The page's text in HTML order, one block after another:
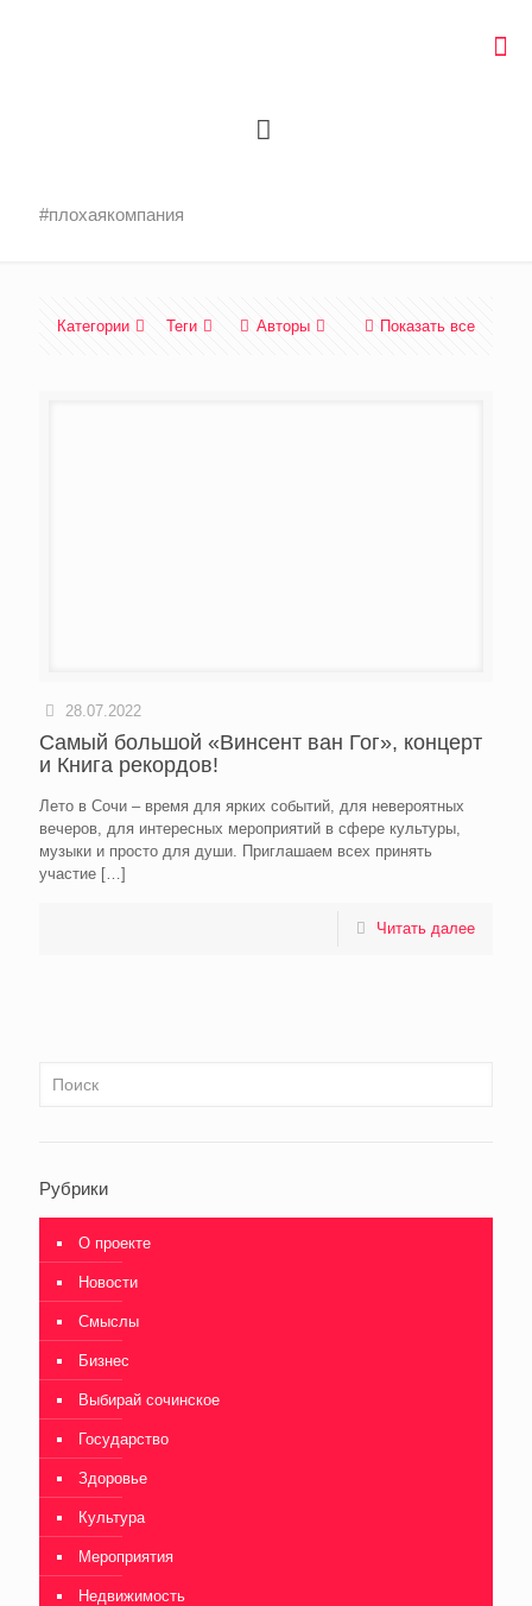
#плохаякомпания
Категории Теги Авторы Показать все
28.07.2022
Самый большой «Винсент ван Гог», концерт
и Книга рекордов!
Лето в Сочи – время для ярких событий, для невероятных
вечеров, для интересных мероприятий в сфере культуры,
музыки и просто для души. Приглашаем всех принять
участие […]
Читать далее
Рубрики
О проекте
Новости
Смыслы
Бизнес
Выбирай сочинское
Государство
Здоровье
Культура
Мероприятия
Недвижимость